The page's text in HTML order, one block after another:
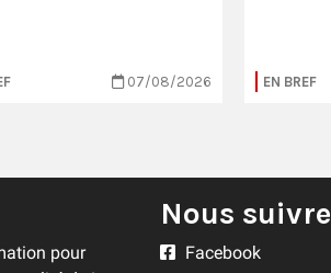
07/08/2026 EN BREF
pour
Nous suivre
Facebook